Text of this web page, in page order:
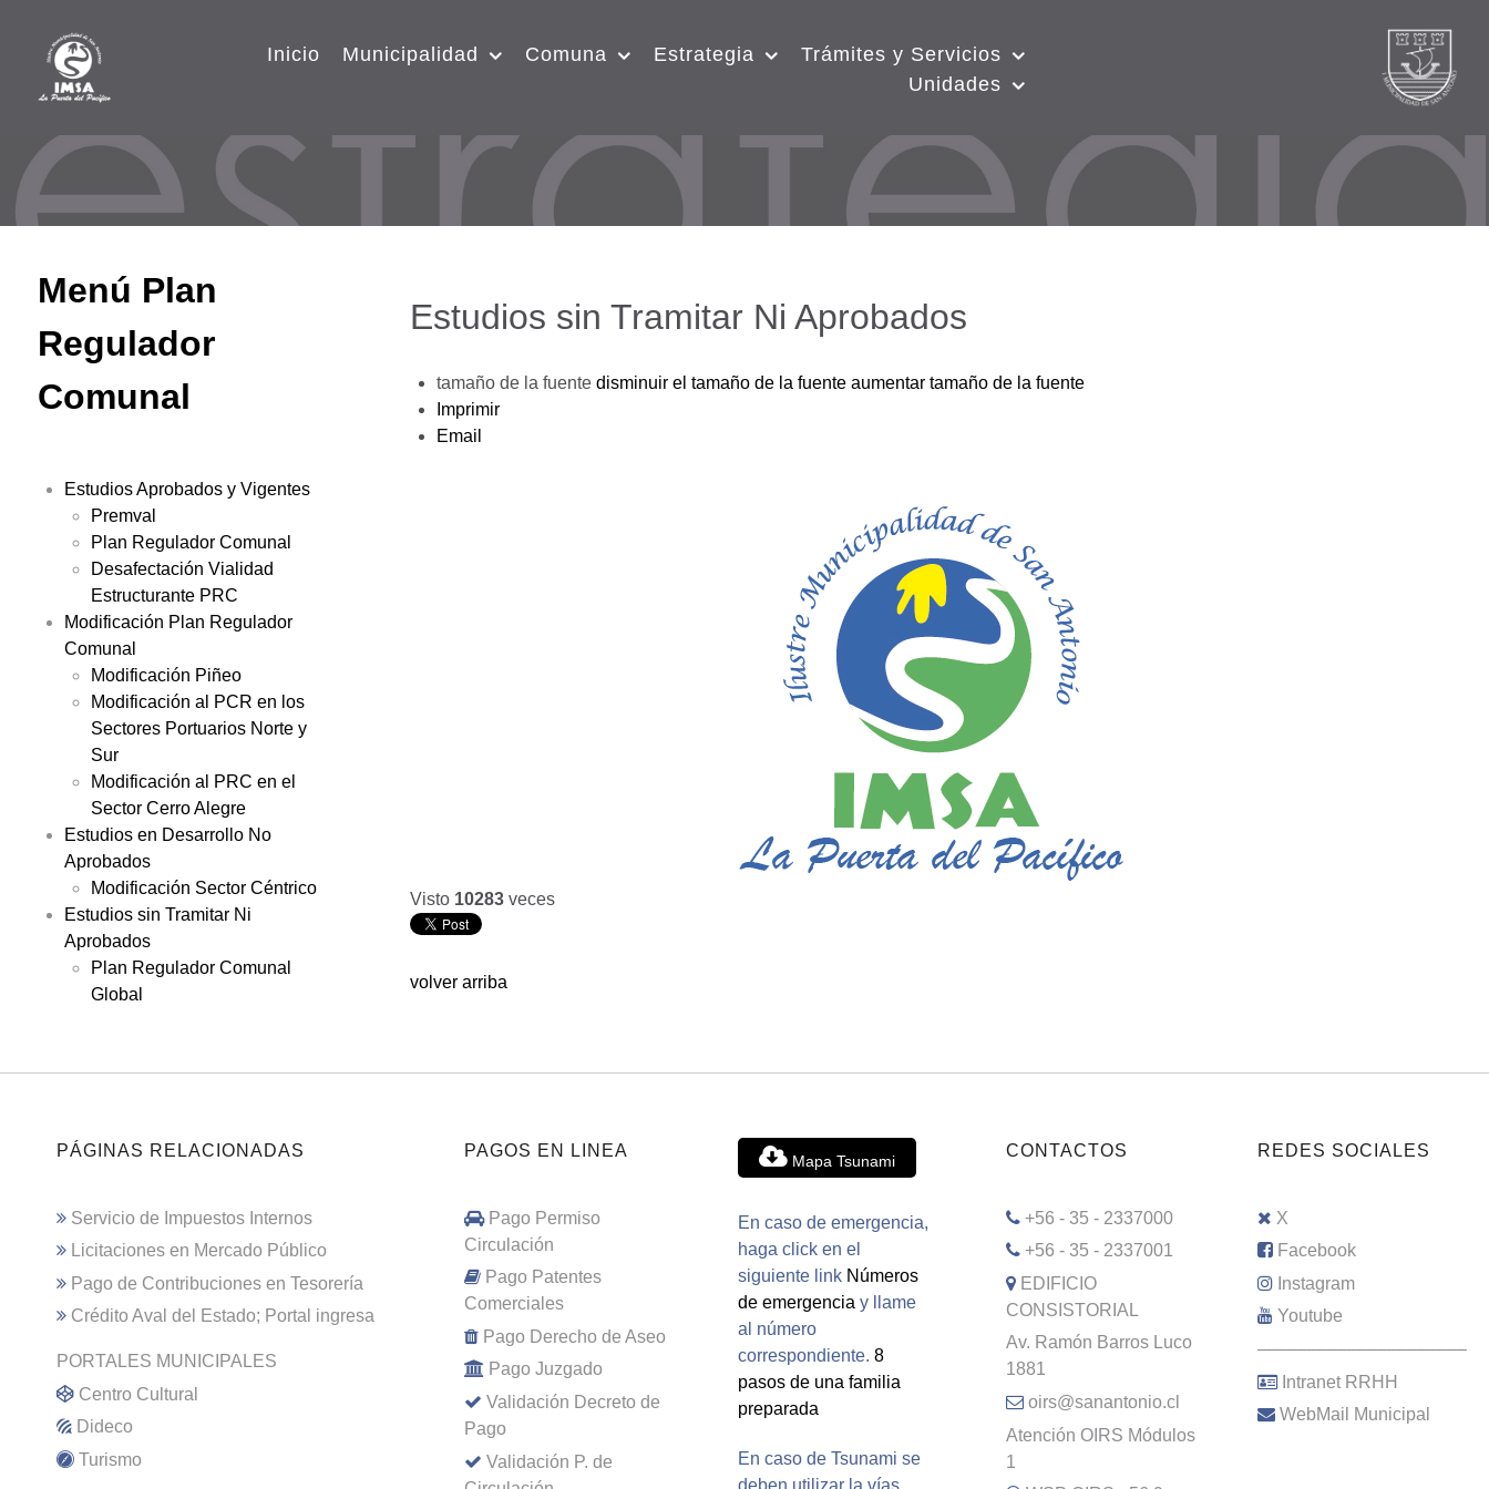
Inicio Municipalidad Comuna Estrategia
Trámites y Servicios
Unidades
Menú Plan
Regulador
Comunal
Estudios Aprobados y Vigentes
Premval
Plan Regulador Comunal
Desafectación Vialidad
Estructurante PRC
Modificación Plan Regulador
Comunal
Modificación Piñeo
Modificación al PCR en los
Sectores Portuarios Norte y
Sur
Modificación al PRC en el
Sector Cerro Alegre
Estudios en Desarrollo No
Aprobados
Modificación Sector Céntrico
Estudios sin Tramitar Ni
Aprobados
Plan Regulador Comunal
Global
Estudios sin Tramitar Ni Aprobados
tamaño de la fuente disminuir el tamaño de la fuente aumentar tamaño de la fuente
Imprimir
Email
Visto 10283 veces
volver arriba
PÁGINAS RELACIONADAS
Servicio de Impuestos Internos
Licitaciones en Mercado Público
Pago de Contribuciones en Tesorería
Crédito Aval del Estado; Portal ingresa
PORTALES MUNICIPALES
Centro Cultural
Dideco
Turismo
PAGOS EN LINEA
Pago Permiso
Circulación
Pago Patentes
Comerciales
Pago Derecho de Aseo
Pago Juzgado
Validación Decreto de
Pago
Validación P. de
Mapa Tsunami
En caso de emergencia,
haga click en el
siguiente link Números
de emergencia y llame
al número
correspondiente. 8
pasos de una familia
preparada
En caso de Tsunami se
deben utilizar la vías
CONTACTOS
+56 - 35 - 2337000
+56 - 35 - 2337001
EDIFICIO
CONSISTORIAL
Av. Ramón Barros Luco
1881
oirs@sanantonio.cl
Atención OIRS Módulos
1
REDES SOCIALES
X
Facebook
Instagram
Youtube
–––––––––––––––––––––
Intranet RRHH
WebMail Municipal